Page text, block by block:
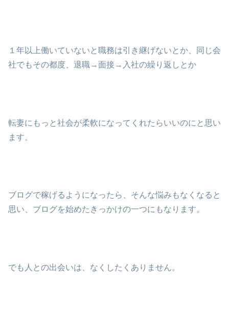
１年以上働いていないと職務は引き継げないとか、同じ会
社でもその都度、退職→面接→入社の繰り返しとか
転妻にもっと社会が柔軟になってくれたらいいのにと思い
ます。
ブログで稼げるようになったら、そんな悩みもなくなると
思い、ブログを始めたきっかけの一つにもなります。
でも人との出会いは、なくしたくありません。